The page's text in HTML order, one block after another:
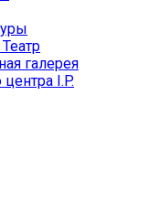
галерея
I.P.